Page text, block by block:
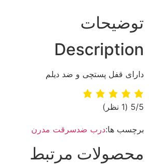
توضیحات
Description
دارای قفل پستچی و ضد دیلم
‫5/5 ‫(1 نظر)
برچسب ها:درب ضدسرقت مدرن
محصولات مرتبط